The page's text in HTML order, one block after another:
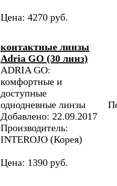
Цена: 4270 руб.
контактные линзы
Adria GO (30 линз)
ADRIA GO:
комфортные и
доступные
однодневные линзы
Добавлено: 22.09.2017
Производитель:
INTEROJO (Корея)
Цена: 1390 руб.